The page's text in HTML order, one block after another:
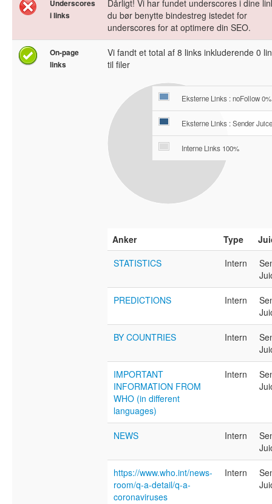
Underscores
i links
Dårligt! Vi har fundet underscores i dine
du bør benytte bindestreg istedet for
underscores for at optimere din SEO.
On-page
links
Vi fandt et total af 8 links inkluderende 0
til filer
Eksterne Links : noFollow 0%
Eksterne Links : Sender
Interne Links 100%
Anker Type
STATISTICS
Intern
PREDICTIONS Intern
BY COUNTRIES Intern
IMPORTANT
INFORMATION FROM
WHO (in different
languages)
Intern
NEWS Intern
https://www.who.int/news-
room/q-a-detail/q-a-
coronaviruses
Intern